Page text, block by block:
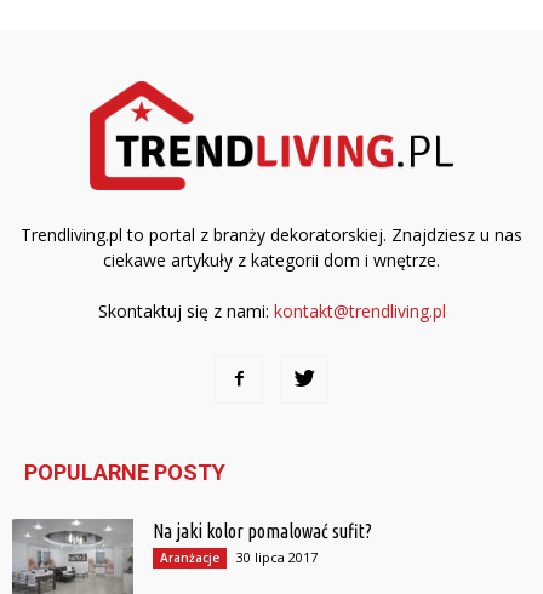
Trendliving.pl to portal z branży dekoratorskiej. Znajdziesz u nas
ciekawe artykuły z kategorii dom i wnętrze.
Skontaktuj się z nami: kontakt@trendliving.pl
POPULARNE POSTY
Na jaki kolor pomalować sufit?
Aranżacje 30 lipca 2017